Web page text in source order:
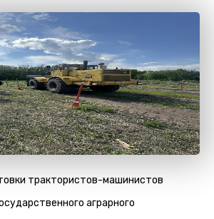
трактористов-машинистов
аграрного